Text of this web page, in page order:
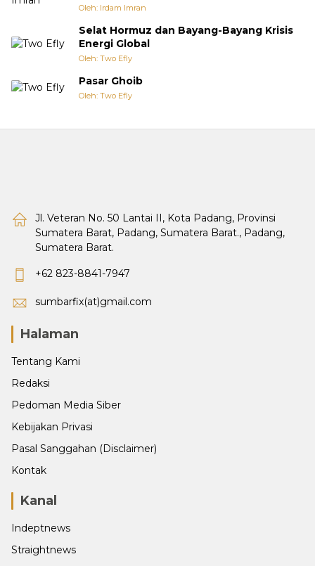
Oleh: Irdam Imran
Selat Hormuz dan Bayang-Bayang Krisis
Energi Global
Oleh: Two Efly
Pasar Ghoib
Oleh: Two Efly
Jl. Veteran No. 50 Lantai II, Kota Padang, Provinsi
Sumatera Barat, Padang, Sumatera Barat., Padang,
Sumatera Barat.
+62 823-8841-7947
sumbarfix(at)gmail.com
Halaman
Tentang Kami
Redaksi
Pedoman Media Siber
Kebijakan Privasi
Pasal Sanggahan (Disclaimer)
Kontak
Kanal
Indeptnews
Straightnews